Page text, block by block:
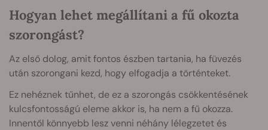
Hogyan lehet megállítani a fű okozta
szorongást?
Az első dolog, amit fontos észben tartania, ha füvezés
után szorongani kezd, hogy elfogadja a történteket.
Ez nehéznek tűnhet, de ez a szorongás csökkentésének
kulcsfontosságú eleme akkor is, ha nem a fű okozza.
Innentől könnyebb lesz venni néhány lélegzetet és